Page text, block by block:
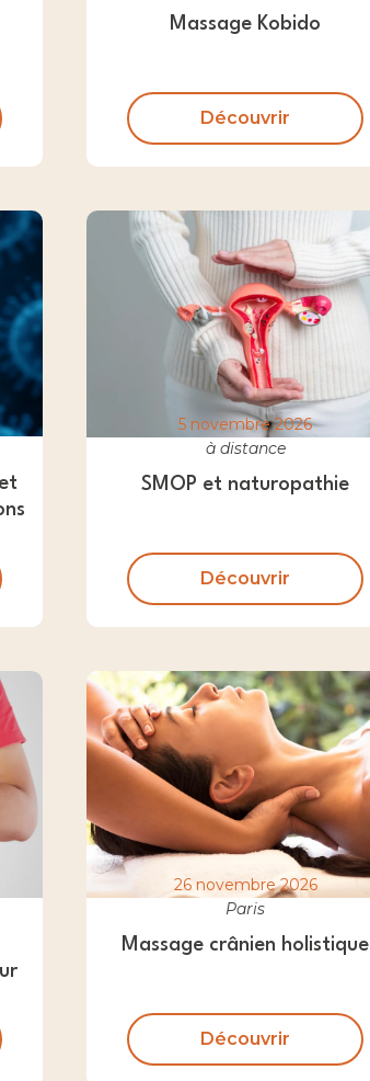
Massage Kobido
Découvrir
5 novembre 2026
à distance
SMOP et naturopathie
Découvrir
26 novembre 2026
Paris
Massage crânien holistique
Découvrir